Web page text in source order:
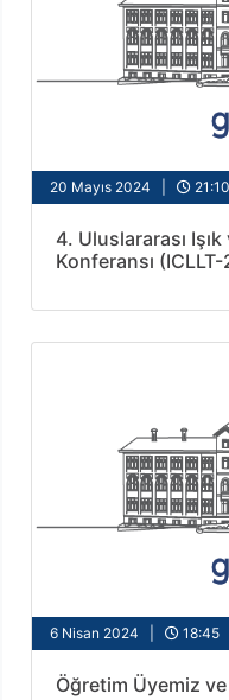
20 Mayıs 2024 | 21:10
4. Uluslararası
Konferansı
6 Nisan 2024 | 18:45
Öğretim Üyemiz ve